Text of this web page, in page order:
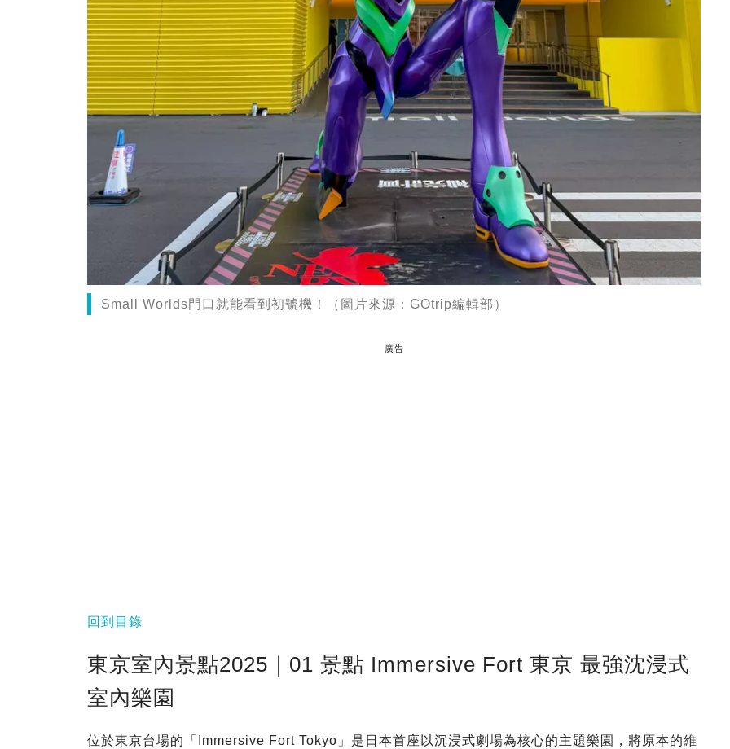
Small Worlds門口就能看到初號機！（圖片來源：GOtrip編輯部）
廣告
回到目錄
東京室內景點2025｜01 景點 Immersive Fort 東京 最強沈浸式
室內樂園
位於東京台場的「Immersive Fort Tokyo」是日本首座以沉浸式劇場為核心的主題樂園，將原本的維